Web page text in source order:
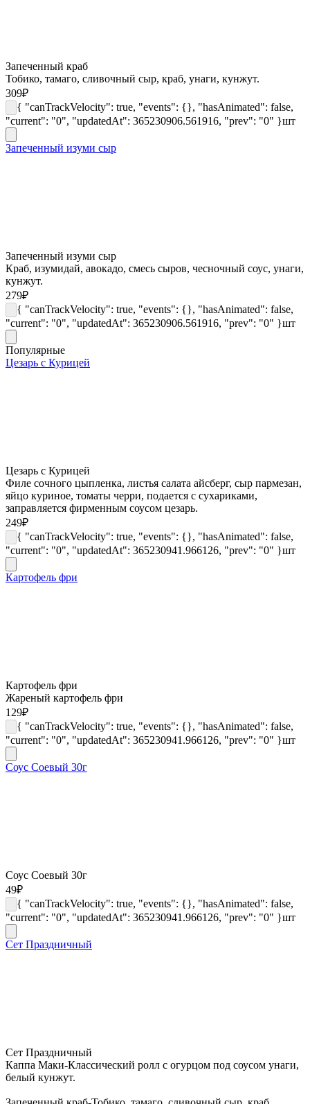
Запеченный краб
Тобико, тамаго, сливочный сыр, краб, унаги, кунжут.
309₽
{ "canTrackVelocity": true, "events": {}, "hasAnimated": false,
"current": "0", "updatedAt": 365230906.561916, "prev": "0" }шт
Запеченный изуми сыр
Запеченный изуми сыр
Краб, изумидай, авокадо, смесь сыров, чесночный соус, унаги,
кунжут.
279₽
{ "canTrackVelocity": true, "events": {}, "hasAnimated": false,
"current": "0", "updatedAt": 365230906.561916, "prev": "0" }шт
Популярные
Цезарь с Курицей
Цезарь с Курицей
Филе сочного цыпленка, листья салата айсберг, сыр пармезан,
яйцо куриное, томаты черри, подается с сухариками,
заправляется фирменным соусом цезарь.
249₽
{ "canTrackVelocity": true, "events": {}, "hasAnimated": false,
"current": "0", "updatedAt": 365230941.966126, "prev": "0" }шт
Картофель фри
Картофель фри
Жареный картофель фри
129₽
{ "canTrackVelocity": true, "events": {}, "hasAnimated": false,
"current": "0", "updatedAt": 365230941.966126, "prev": "0" }шт
Соус Соевый 30г
Соус Соевый 30г
49₽
{ "canTrackVelocity": true, "events": {}, "hasAnimated": false,
"current": "0", "updatedAt": 365230941.966126, "prev": "0" }шт
Сет Праздничный
Сет Праздничный
Каппа Маки-Классический ролл с огурцом под соусом унаги,
белый кунжут.